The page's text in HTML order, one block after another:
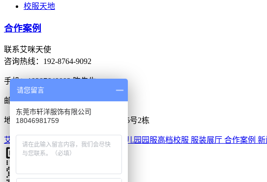
校服天地
合作案例
联系艾咪天使
咨询热线： 192-8764-9092
手机：19287649092 陈先生
邮箱：3311282829@qq.com
地址：广东省东莞市虎门镇捷南路75号2栋
艾咪天使首页经销代理校服定制 幼儿园园服高档校服 服装展厅 合作案例 新
请您留言
东莞市轩洋服饰有限公司
18046981759